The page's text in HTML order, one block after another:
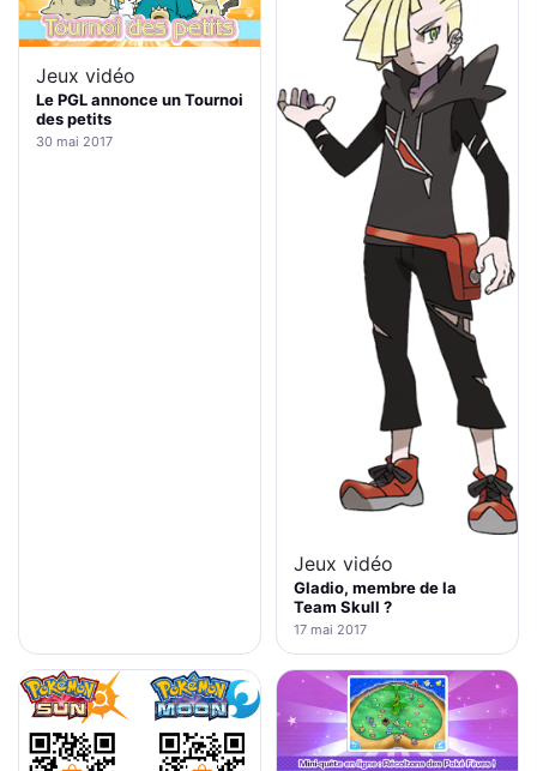
Jeux vidéo
Le PGL annonce un Tournoi
des petits
30 mai 2017
Jeux vidéo
Gladio, membre de la
Team Skull ?
17 mai 2017